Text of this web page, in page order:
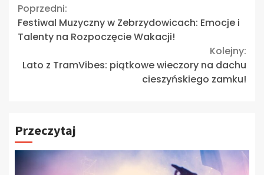
Continue
Reading
Poprzedni:
Festiwal Muzyczny w Zebrzydowicach: Emocje i
Talenty na Rozpoczęcie Wakacji!
Kolejny:
Lato z TramVibes: piątkowe wieczory na dachu
cieszyńskiego zamku!
Przeczytaj